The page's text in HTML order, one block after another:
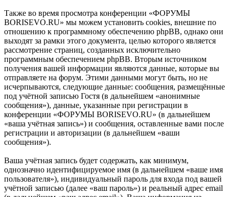
Также во время просмотра конференции «ФОРУМЫ
BORISEVO.RU» мы можем установить cookies, внешние по
отношению к программному обеспечению phpBB, однако они
выходят за рамки этого документа, целью которого является
рассмотрение страниц, созданных исключительно
программным обеспечением phpBB. Вторым источником
получения вашей информации являются данные, которые вы
отправляете на форум. Этими данными могут быть, но не
исчерпываются, следующие данные: сообщения, размещённые
под учётной записью Гостя (в дальнейшем «анонимные
сообщения»), данные, указанные при регистрации в
конференции «ФОРУМЫ BORISEVO.RU» (в дальнейшем
«ваша учётная запись») и сообщения, оставленные вами после
регистрации и авторизации (в дальнейшем «ваши
сообщения»).
Ваша учётная запись будет содержать, как минимум,
однозначно идентифицируемое имя (в дальнейшем «ваше имя
пользователя»), индивидуальный пароль для входа под вашей
учётной записью (далее «ваш пароль») и реальный адрес email